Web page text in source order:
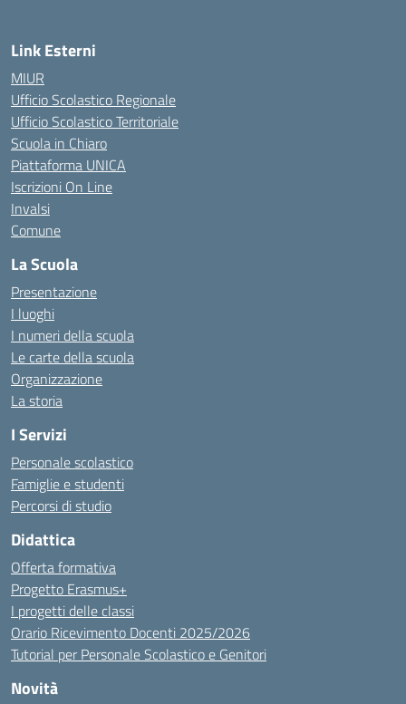
Link Esterni
MIUR
Ufficio Scolastico Regionale
Ufficio Scolastico Territoriale
Scuola in Chiaro
Piattaforma UNICA
Iscrizioni On Line
Invalsi
Comune
La Scuola
Presentazione
I luoghi
I numeri della scuola
Le carte della scuola
Organizzazione
La storia
I Servizi
Personale scolastico
Famiglie e studenti
Percorsi di studio
Didattica
Offerta formativa
Progetto Erasmus+
I progetti delle classi
Orario Ricevimento Docenti 2025/2026
Tutorial per Personale Scolastico e Genitori
Novità